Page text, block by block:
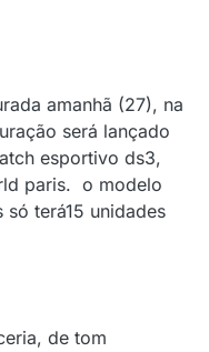
amanhã (27), na
será lançado
esportivo ds3,
paris. o modelo
terá15 unidades
de tom